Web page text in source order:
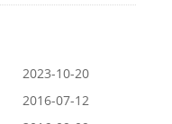
2023-10-20
2016-07-12